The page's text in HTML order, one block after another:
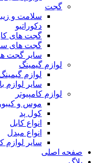
گجت
سلامت و
دکوراتیو
گجت های
گجت های
سایر گجت
لوازم گیمینگ
لوازم
سایر لوازم
لوازم کامپیوتر
موس و
کول پد
انواع کابل
انواع مبدل
سایر لوازم
صفحه اصلی